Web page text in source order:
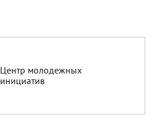
Центр молодежных
инициатив